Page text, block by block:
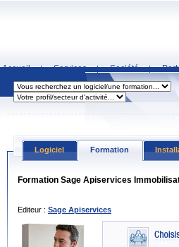
Accueil | Services | Société |
Logiciel Formation
Formation Sage Apiservices
Editeur : Sage Apiservices